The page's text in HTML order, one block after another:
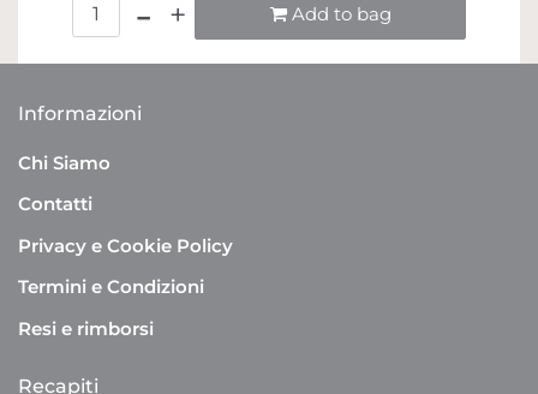
Add to bag
Informazioni
Chi Siamo
Contatti
Privacy e Cookie Policy
Termini e Condizioni
Resi e rimborsi
Recapiti